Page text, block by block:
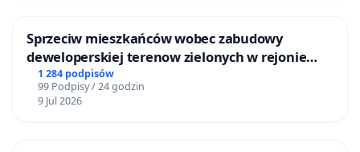
Sprzeciw mieszkańców wobec zabudowy
deweloperskiej terenow zielonych w rejonie
Bulwarów Straceńskich w Bielsku-Białej
1 284 podpisów
99 Podpisy / 24 godzin
9 Jul 2026